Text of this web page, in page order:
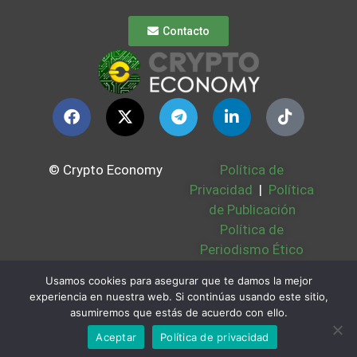
Contacto
© Crypto Economy
Política de
Privacidad | Política
de Publicación
Política de
Periodismo Ético
Bases Legales |
Partners | Sobre
Nosotros
Usamos cookies para asegurar que te damos la mejor
experiencia en nuestra web. Si continúas usando este sitio,
asumiremos que estás de acuerdo con ello.
Aceptar
Política de privacidad